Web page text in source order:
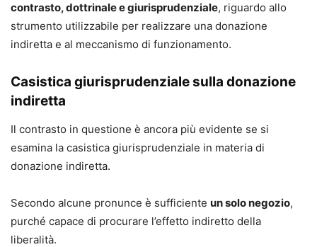
contrasto, dottrinale e giurisprudenziale, riguardo allo
strumento utilizzabile per realizzare una donazione
indiretta e al meccanismo di funzionamento.
Casistica giurisprudenziale sulla donazione
indiretta
Il contrasto in questione è ancora più evidente se si
esamina la casistica giurisprudenziale in materia di
donazione indiretta.
Secondo alcune pronunce è sufficiente un solo negozio,
purché capace di procurare l’effetto indiretto della
liberalità.